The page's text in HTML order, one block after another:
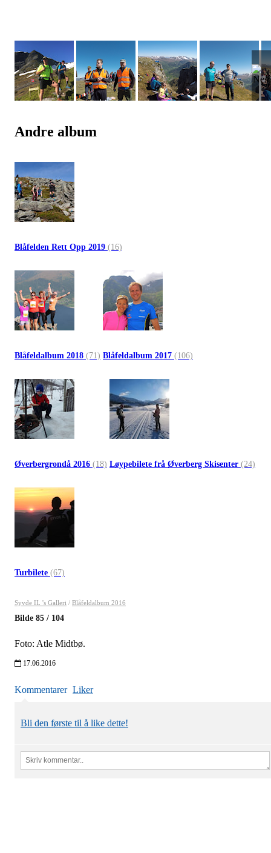
Andre album
Blåfelden Rett Opp 2019 (16)
Blåfeldalbum 2018 (71) Blåfeldalbum 2017 (106)
Øverbergrondå 2016 (18) Løypebilete frå Øverberg Skisenter (24)
Turbilete (67)
Syvde IL 's Galleri / Blåfeldalbum 2016
Bilde 85 / 104
Foto: Atle Midtbø.
17.06.2016
Kommentarer Liker
Bli den første til å like dette!